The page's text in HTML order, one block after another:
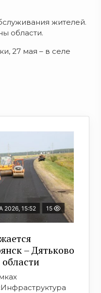
жителей.
области.
27 мая – в селе
2026, 15:52 15
– Дятьково